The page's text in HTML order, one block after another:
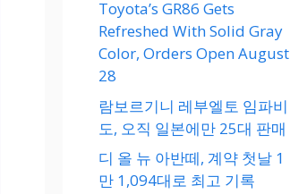
Toyota’s GR86 Gets
Refreshed With Solid Gray
Color, Orders Open August
28
람보르기니 레부엘토 임파비
도, 오직 일본에만 25대 판매
디 올 뉴 아반떼, 계약 첫날 1
만 1,094대로 최고 기록